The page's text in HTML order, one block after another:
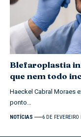
Blefaroplastia
que nem todo
Haeckel Cabral Moraes
ponto…
NOTÍCIAS 6 DE FEVEREIRO